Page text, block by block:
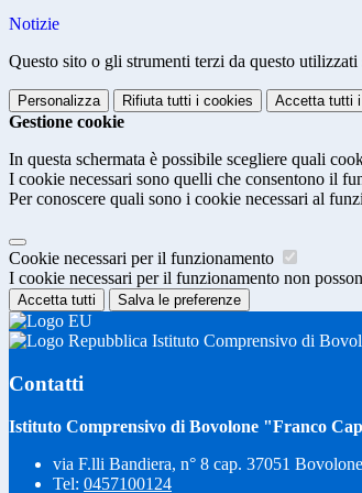
Notizie
Questo sito o gli strumenti terzi da questo
Personalizza Rifiuta tutti i cookies Accetta tutti
Gestione cookie
In questa schermata è possibile scegliere quali
I cookie necessari sono quelli che consentono il
Per conoscere quali sono i cookie necessari al
Cookie necessari per il funzionamento
I cookie necessari per il funzionamento non
Accetta tutti Salva le preferenze
Istituto Comprensivo di
Contatti
Istituto Comprensivo di Bovolone "Franco
via F.lli Bandiera, n° 8 cap. 37051
Tel: 0457100124